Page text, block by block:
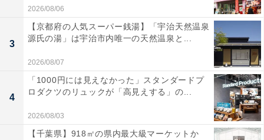
武道されているせいか、とても美しいと思う」（50
代女性／兵庫県）
2026/08/06
3
【京都府の人気スーパー銭湯】「宇治天然温泉
源氏の湯」は宇治市内唯一の天然温泉と...
2026/08/07
4
「1000円には見えなかった」スタンダードプ
ロダクツのリュックが「高見えする」の...
2026/08/03
【千葉県】918㎡の県内最大級マーケットか